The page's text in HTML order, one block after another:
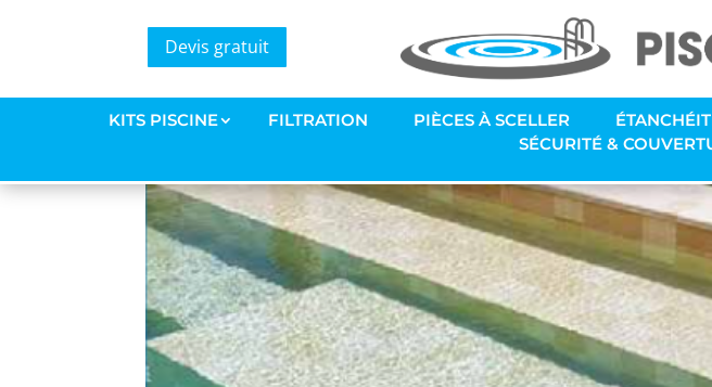
Devis gratuit
KITS PISCINE FILTRATION PIÈCES À SCELLER
SÉCURITÉ &
Capture d’écran 2021-04-29 à
parAmaury Bourdeleau|29 Avr 2021